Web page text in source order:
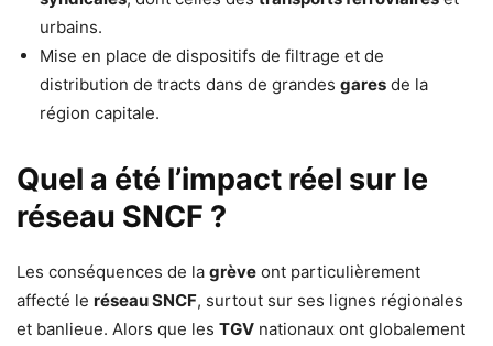
urbains.
Mise en place de dispositifs de filtrage et de
distribution de tracts dans de grandes gares de la
région capitale.
Quel a été l’impact réel sur le
réseau SNCF ?
Les conséquences de la grève ont particulièrement
affecté le réseau SNCF, surtout sur ses lignes régionales
et banlieue. Alors que les TGV nationaux ont globalement